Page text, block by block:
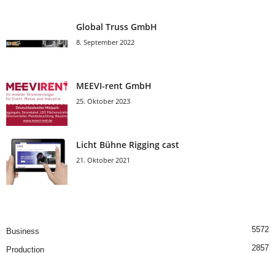
Global Truss GmbH
8. September 2022
MEEVI-rent GmbH
25. Oktober 2023
Licht Bühne Rigging cast
21. Oktober 2021
Business 5572
Production 2857